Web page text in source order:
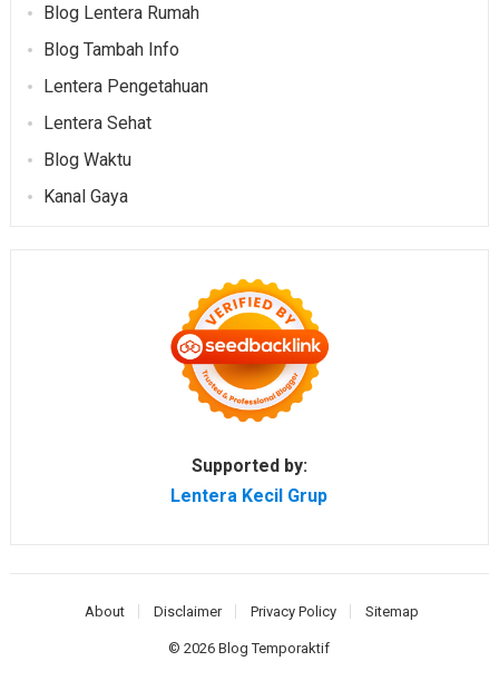
Blog Lentera Rumah
Blog Tambah Info
Lentera Pengetahuan
Lentera Sehat
Blog Waktu
Kanal Gaya
Supported by:
Lentera Kecil Grup
About Disclaimer Privacy Policy Sitemap
© 2026Blog Temporaktif